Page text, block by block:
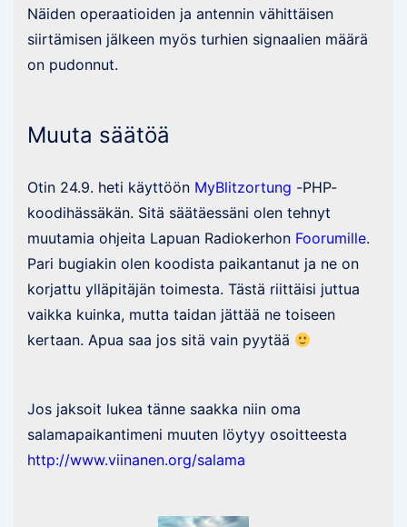
Näiden operaatioiden ja antennin vähittäisen
siirtämisen jälkeen myös turhien signaalien määrä
on pudonnut.
Muuta säätöä
Otin 24.9. heti käyttöön MyBlitzortung -PHP-
koodihässäkän. Sitä säätäessäni olen tehnyt
muutamia ohjeita Lapuan Radiokerhon Foorumille.
Pari bugiakin olen koodista paikantanut ja ne on
korjattu ylläpitäjän toimesta. Tästä riittäisi juttua
vaikka kuinka, mutta taidan jättää ne toiseen
kertaan. Apua saa jos sitä vain pyytää
Jos jaksoit lukea tänne saakka niin oma
salamapaikantimeni muuten löytyy osoitteesta
http://www.viinanen.org/salama